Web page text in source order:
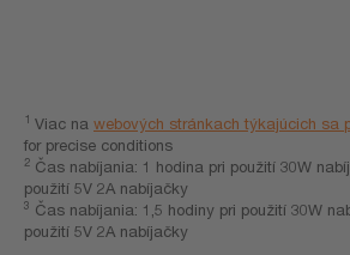
1 Viac na webových stránkach týkajúcich sa
for precise conditions
2 Čas nabíjania: 1 hodina pri použití 30W
použití 5V 2A nabíjačky
3 Čas nabíjania: 1,5 hodiny pri použití 30W
použití 5V 2A nabíjačky